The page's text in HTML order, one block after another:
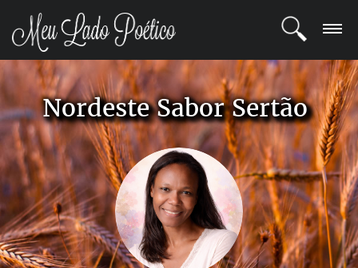
LOGIN
REGISTRO
POETAS
BLOG
COMUNIDADE
Nordeste Sabor Sertão